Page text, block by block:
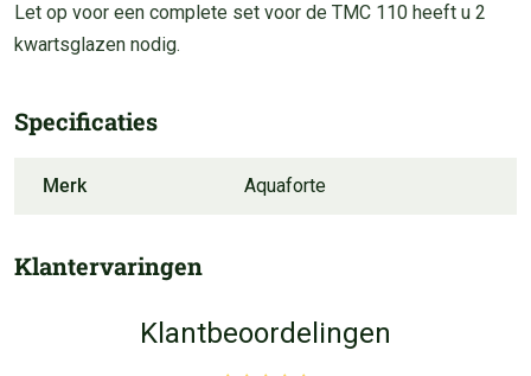
Let op voor een complete set voor de TMC 110 heeft u 2
kwartsglazen nodig.
Specificaties
Merk Aquaforte
Klantervaringen
Klantbeoordelingen